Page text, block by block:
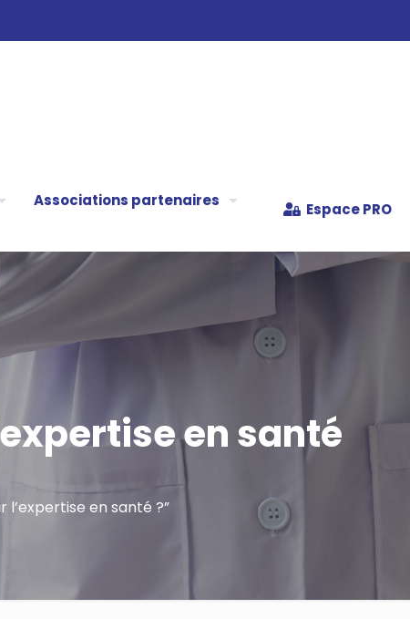
Associations partenaires Espace PRO
en santé
l’expertise en santé ?”